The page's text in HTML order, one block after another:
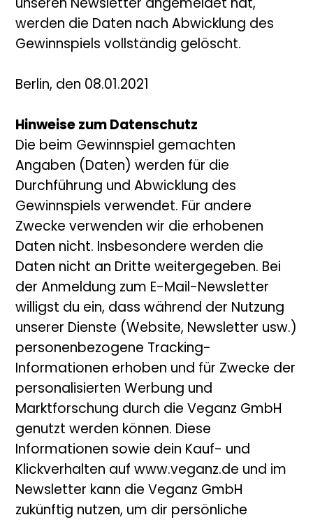
unseren Newsletter angemeldet hat,
werden die Daten nach Abwicklung des
Gewinnspiels vollständig gelöscht.
Berlin, den 08.01.2021
Hinweise zum Datenschutz
Die beim Gewinnspiel gemachten
Angaben (Daten) werden für die
Durchführung und Abwicklung des
Gewinnspiels verwendet. Für andere
Zwecke verwenden wir die erhobenen
Daten nicht. Insbesondere werden die
Daten nicht an Dritte weitergegeben. Bei
der Anmeldung zum E-Mail-Newsletter
willigst du ein, dass während der Nutzung
unserer Dienste (Website, Newsletter usw.)
personenbezogene Tracking-
Informationen erhoben und für Zwecke der
personalisierten Werbung und
Marktforschung durch die Veganz GmbH
genutzt werden können. Diese
Informationen sowie dein Kauf- und
Klickverhalten auf www.veganz.de und im
Newsletter kann die Veganz GmbH
zukünftig nutzen, um dir persönliche